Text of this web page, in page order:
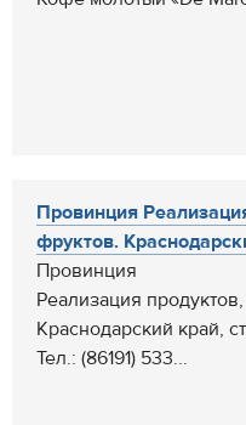
Провинция
фруктов.
Провинция
Реализация
Краснодарский край,
Тел.: (86191) 533...